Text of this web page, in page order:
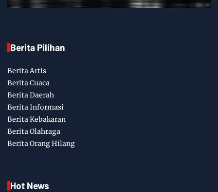
Berita Pilihan
Berita Artis
Berita Cuaca
Berita Daerah
Berita Informasi
Berita Kebakaran
Berita Olahraga
Berita Orang Hilang
Hot News